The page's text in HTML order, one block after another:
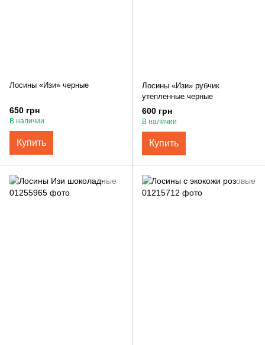
Лосины «Изи» черные
650 грн
В наличии
Купить
Лосины «Изи» рубчик
утепленные черные
600 грн
В наличии
Купить